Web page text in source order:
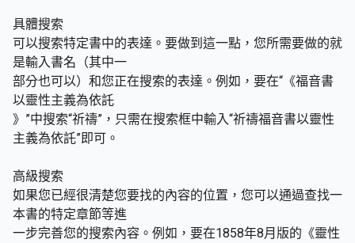
具體搜索
可以搜索特定書中的表達。要做到這一點，您所需要做的就
是輸入書名（其中一
部分也可以）和您正在搜索的表達。例如，要在“《福音書
以靈性主義為依託
》”中搜索“祈禱”，只需在搜索框中輸入“祈禱福音書以靈性
主義為依託”即可。
高級搜索
如果您已經很清楚您要找的內容的位置，您可以通過查找一
本書的特定章節等進
一步完善您的搜索內容。例如，要在1858年8月版的《靈性